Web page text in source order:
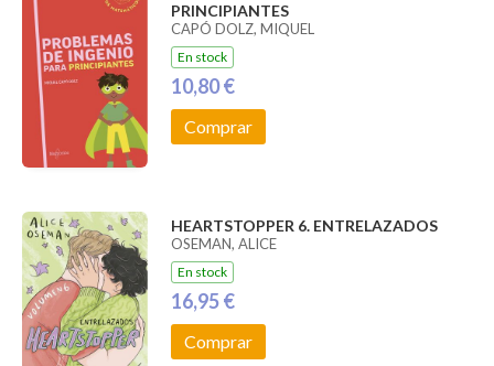
PRINCIPIANTES
CAPÓ DOLZ, MIQUEL
En stock
10,80 €
Comprar
HEARTSTOPPER 6. ENTRELAZADOS
OSEMAN, ALICE
En stock
16,95 €
Comprar